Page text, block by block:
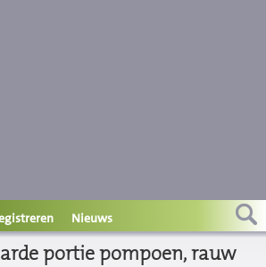
Nieuws
portie pompoen, rauw